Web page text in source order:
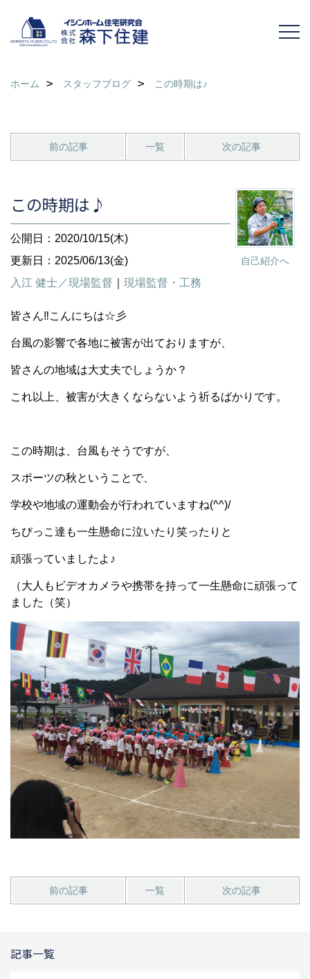
ホーム スタッフブログ この時期は♪
前の記事 一覧 次の記事
自己紹介へ
この時期は♪
公開日：2020/10/15(木)
更新日：2025/06/13(金)
入江 健士／現場監督
現場監督・工務
皆さん‼こんにちは☆彡
台風の影響で各地に被害が出ておりますが、
皆さんの地域は大丈夫でしょうか？
これ以上、被害が大きくならないよう祈るばかりです。
この時期は、台風もそうですが、
スポーツの秋ということで、
学校や地域の運動会が行われていますね(^^)/
ちびっこ達も一生懸命に泣いたり笑ったりと
頑張っていましたよ♪
（大人もビデオカメラや携帯を持って一生懸命に頑張って
ました（笑）
前の記事 一覧 次の記事
記事一覧